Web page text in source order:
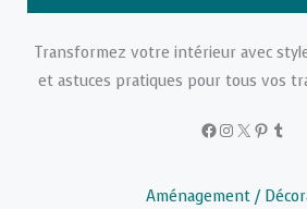
Transformez votre intérieur avec
et astuces pratiques pour tous vos
Facebook
Instagram
X
Aménagement /